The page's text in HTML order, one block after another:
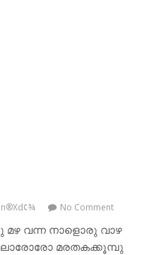
No Comment
മഴ വന്ന നാളൊരു വാഴ
മരതകക്കൂമ്പു